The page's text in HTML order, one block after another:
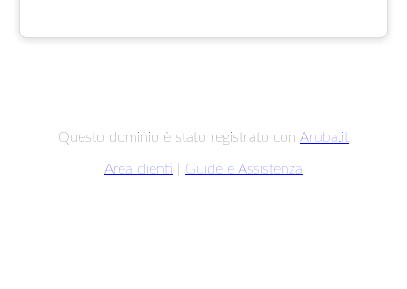
Questo dominio è stato registrato con Aruba.it
Area clienti Guide e Assistenza